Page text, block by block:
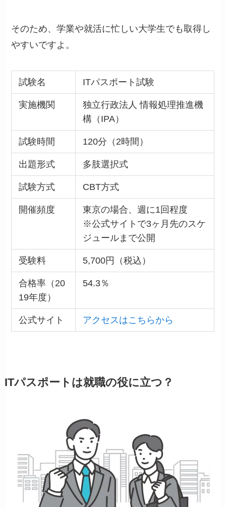
そのため、学業や就活に忙しい大学生でも取得し
やすいですよ。
試験名 ITパスポート試験
実施機関
独立行政法人 情報処理推進機
構（IPA）
試験時間 120分（2時間）
出題形式 多肢選択式
試験方式 CBT方式
開催頻度
東京の場合、週に1回程度
※公式サイトで3ヶ月先のスケ
ジュールまで公開
受験料 5,700円（税込）
合格率（20
19年度）
54.3％
公式サイト アクセスはこちらから
ITパスポートは就職の役に立つ？